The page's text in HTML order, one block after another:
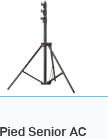
Pied Senior AC